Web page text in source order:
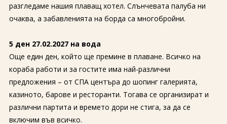
разгледаме нашия плаващ хотел. Слънчевата палуба ни
очаква, а забавленията на борда са многобройни.
5 ден 27.02.2027 на вода
Още един ден, който ще премине в плаване. Всичко на
кораба работи и за гостите има най-различни
предложения – от СПА центъра до шопинг галерията,
казиното, барове и ресторанти. Тогава се организират и
различни партита и времето дори не стига, за да се
включим във всичко.